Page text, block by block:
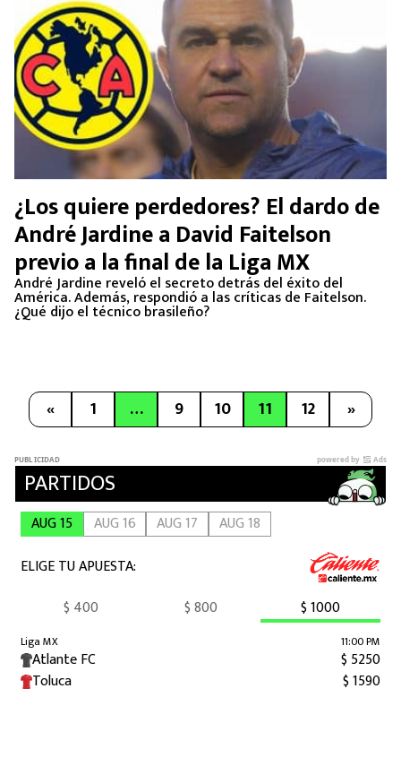
¿Los quiere perdedores? El dardo de
André Jardine a David Faitelson
previo a la final de la Liga MX
André Jardine reveló el secreto detrás del éxito del
América. Además, respondió a las críticas de Faitelson.
¿Qué dijo el técnico brasileño?
« 1 … 9 10 11 12 »